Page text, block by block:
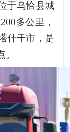
于乌恰县城
多公里，
什干市，是